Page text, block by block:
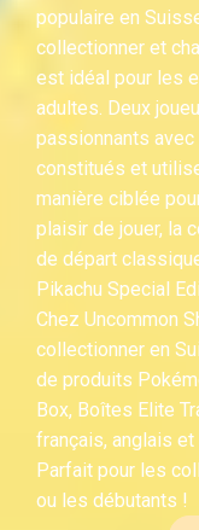
populaire en
collectionner et
est idéal pour les
adultes. Deux
passionnants
constitués et
manière ciblée
plaisir de jouer, la
de départ
Pikachu Special
Chez Uncommon
collectionner en
de produits
Box, Boîtes Elite
français, anglais
Parfait pour les
ou les débutants !